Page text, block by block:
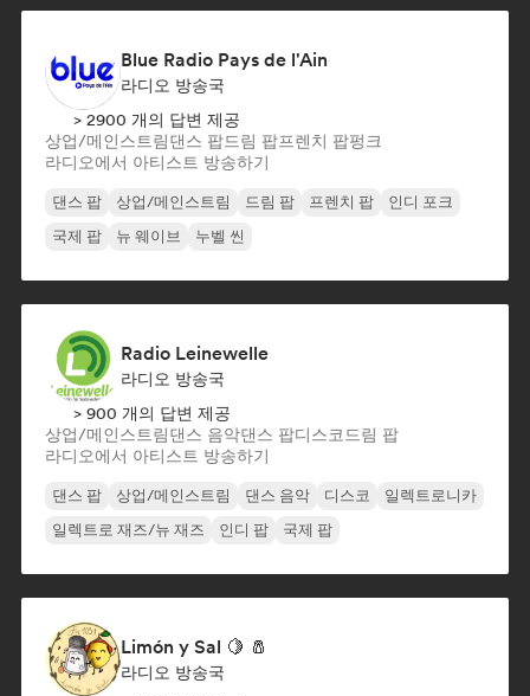
Blue Radio Pays de l'Ain
라디오 방송국
> 2900 개의 답변 제공
상업/메인스트림댄스 팝드림 팝프렌치 팝펑크
라디오에서 아티스트 방송하기
댄스 팝 상업/메인스트림 드림 팝 프렌치 팝
인디 포크
국제 팝
뉴 웨이브 누벨 씬
Radio Leinewelle
라디오 방송국
> 900 개의 답변 제공
상업/메인스트림댄스 음악댄스 팝디스코 드림 팝
라디오에서 아티스트 방송하기
댄스 팝 상업/메인스트림 댄스 음악 디스코
일렉트로니카
일렉트로 재즈/뉴 재즈
인디 팝 국제 팝
Limón y Sal 🍋 🧂
라디오 방송국